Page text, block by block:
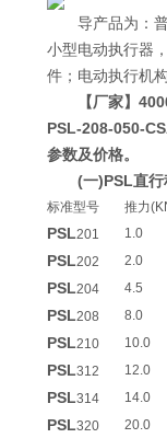
导产品为：普
小型电动执行器
件；电动执行机
【厂家】
PSL-208-050-
参数及价格。
(一)PSL直
标准型号 推力
PSL201 1.0
PSL202 2.0
PSL204 4.5
PSL208 8.0
PSL210 10.0
PSL312 12.0
PSL314 14.0
PSL320 20.0